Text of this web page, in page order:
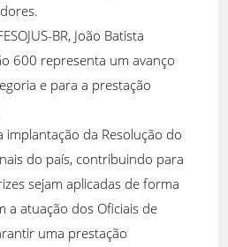
BR, João Batista
600 representa um avanço
e para a prestação
implantação da Resolução do
do país, contribuindo para
sejam aplicadas de forma
a atuação dos Oficiais de
uma prestação